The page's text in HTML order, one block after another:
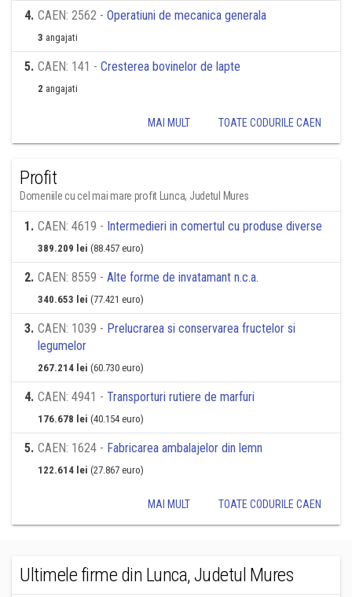
4. CAEN: 2562 - Operatiuni de mecanica generala
3 angajati
5. CAEN: 141 - Cresterea bovinelor de lapte
2 angajati
MAI MULT TOATE CODURILE CAEN
Profit
Domeniile cu cel mai mare profit Lunca, Judetul Mures
1. CAEN: 4619 - Intermedieri in comertul cu produse diverse
389.209 lei (88.457 euro)
2. CAEN: 8559 - Alte forme de invatamant n.c.a.
340.653 lei (77.421 euro)
3. CAEN: 1039 - Prelucrarea si conservarea fructelor si
legumelor
267.214 lei (60.730 euro)
4. CAEN: 4941 - Transporturi rutiere de marfuri
176.678 lei (40.154 euro)
5. CAEN: 1624 - Fabricarea ambalajelor din lemn
122.614 lei (27.867 euro)
MAI MULT TOATE CODURILE CAEN
Ultimele firme din Lunca, Judetul Mures